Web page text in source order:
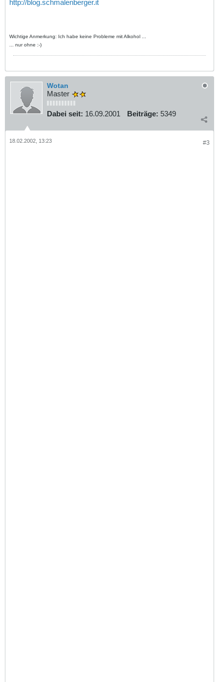
http://blog.schmalenberger.it
Wichtige Anmerkung: Ich habe keine Probleme mit Alkohol ...
... nur ohne :-)
Wotan
Master
Dabei seit: 16.09.2001 Beiträge: 5349
#3
18.02.2002, 13:23